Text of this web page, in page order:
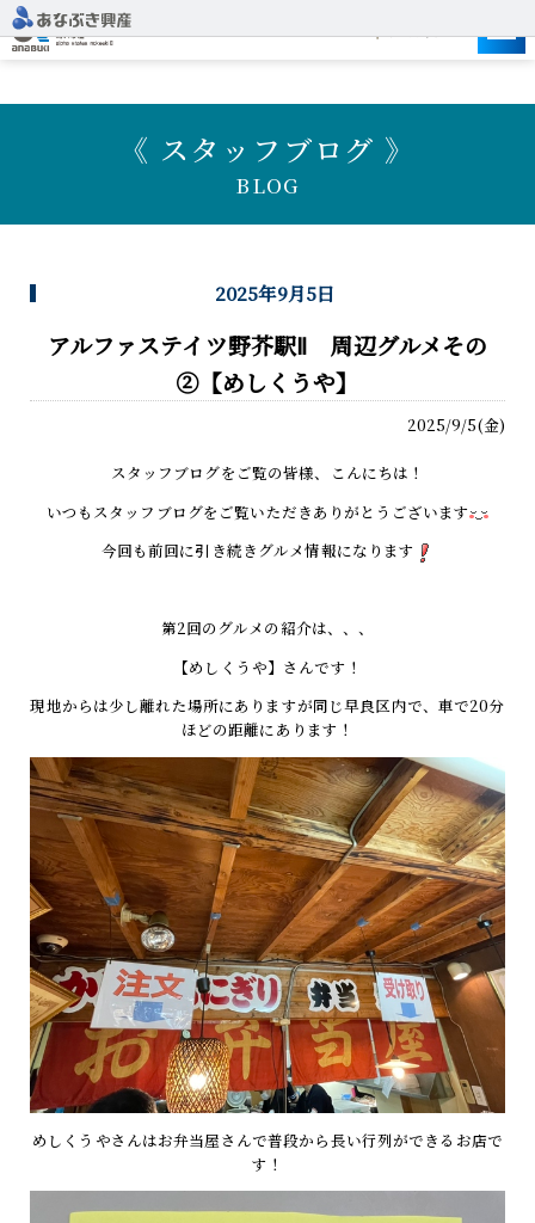
《 スタッフブログ 》
BLOG
2025年9月5日
アルファステイツ野芥駅Ⅱ 周辺グルメその
②【めしくうや】
2025/9/5(金)
スタッフブログをご覧の皆様、こんにちは！
いつもスタッフブログをご覧いただきありがとうございます
今回も前回に引き続きグルメ情報になります
第2回のグルメの紹介は、、、
【めしくうや】さんです！
現地からは少し離れた場所にありますが同じ早良区内で、車で20分
ほどの距離にあります！
めしくうやさんはお弁当屋さんで普段から長い行列ができるお店で
す！